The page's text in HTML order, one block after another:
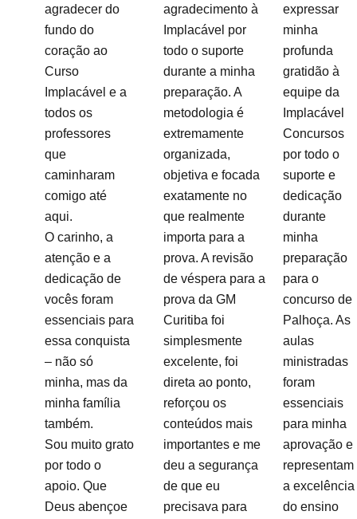
agradecer do
fundo do
coração ao
Curso
Implacável e a
todos os
professores
que
caminharam
comigo até
aqui.
O carinho, a
atenção e a
dedicação de
vocês foram
essenciais para
essa conquista
– não só
minha, mas da
minha família
também.
Sou muito grato
por todo o
apoio. Que
Deus abençoe
agradecimento à
Implacável por
todo o suporte
durante a minha
preparação. A
metodologia é
extremamente
organizada,
objetiva e focada
exatamente no
que realmente
importa para a
prova. A revisão
de véspera para a
prova da GM
Curitiba foi
simplesmente
excelente, foi
direta ao ponto,
reforçou os
conteúdos mais
importantes e me
deu a segurança
de que eu
precisava para
expressar
minha
profunda
gratidão à
equipe da
Implacável
Concursos
por todo o
suporte e
dedicação
durante
minha
preparação
para o
concurso de
Palhoça. As
aulas
ministradas
foram
essenciais
para minha
aprovação e
representam
a excelência
do ensino